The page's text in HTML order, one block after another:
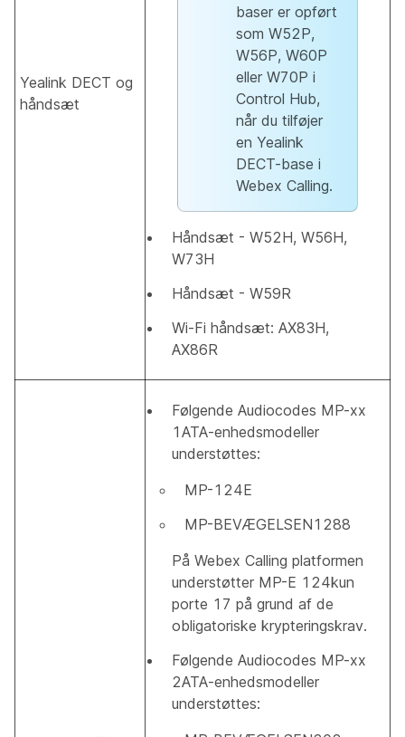
Yealink DECT og
håndsæt
baser er opført
som W52P,
W56P, W60P
eller W70P i
Control Hub,
når du tilføjer
en Yealink
DECT-base i
Webex Calling.
Håndsæt - W52H, W56H,
W73H
Håndsæt - W59R
Wi-Fi håndsæt: AX83H,
AX86R
Følgende Audiocodes MP-xx
1ATA-enhedsmodeller
understøttes:
MP-124E
MP-BEVÆGELSEN1288
På Webex Calling platformen
understøtter MP-E 124kun
porte 17 på grund af de
obligatoriske krypteringskrav.
Følgende Audiocodes MP-xx
2ATA-enhedsmodeller
understøttes: